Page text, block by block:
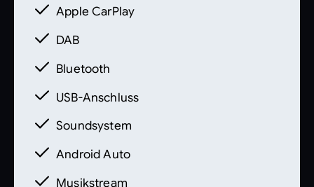
Identifizierung des Fahrzeuges und stellt
keine Gewährleistung im kaufrechtlichen
Ausstattungsumfang erhalten Sie von unser
Apple CarPlay
DAB
Bluetooth
USB-Anschluss
Soundsystem
Android Auto
Musikstream